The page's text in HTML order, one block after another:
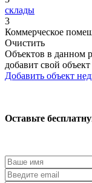
склады
3
Коммерческое
Очистить
Объектов в данном
добавит свой
Добавить объект
Оставьте